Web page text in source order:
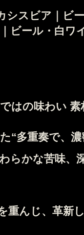
ル・カ
ビール・白ワ
はの味わい 素
“多重奏で、
らかな苦味、
重んじ、 革新